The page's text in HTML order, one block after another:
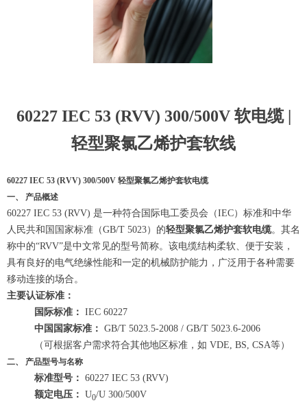
60227 IEC 53 (RVV) 300/500V 软电缆 |
轻型聚氯乙烯护套软线
60227 IEC 53 (RVV) 300/500V 轻型聚氯乙烯护套软电缆
一、 产品概述
60227 IEC 53 (RVV) 是一种符合国际电工委员会（IEC）标准和中华
人民共和国国家标准（GB/T 5023）的轻型聚氯乙烯护套软电缆。其名
称中的“RVV”是中文常见的型号简称。该电缆结构柔软、便于安装，
具有良好的电气绝缘性能和一定的机械防护能力，广泛用于各种需要
移动连接的场合。
主要认证标准：
国际标准： IEC 60227
中国国家标准： GB/T 5023.5-2008 / GB/T 5023.6-2006
（可根据客户需求符合其他地区标准，如 VDE, BS, CSA等）
二、 产品型号与名称
标准型号： 60227 IEC 53 (RVV)
额定电压： U0/U 300/500V